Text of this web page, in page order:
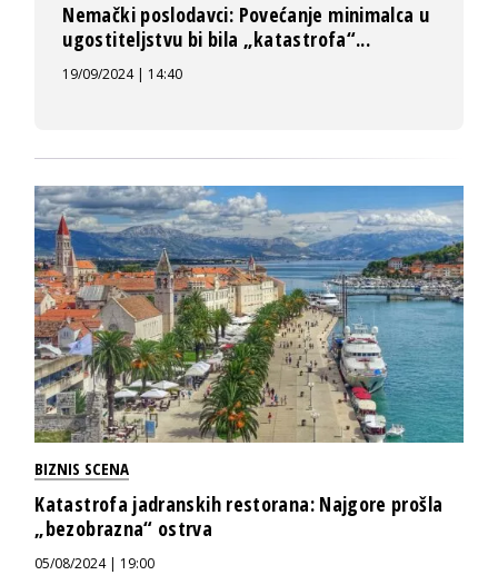
Nemački poslodavci: Povećanje minimalca u
ugostiteljstvu bi bila „katastrofa“...
19/09/2024 | 14:40
BIZNIS SCENA
Katastrofa jadranskih restorana: Najgore prošla
„bezobrazna“ ostrva
05/08/2024 | 19:00